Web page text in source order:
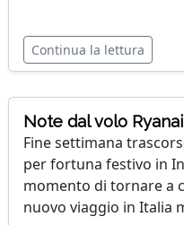
Continua la lettura
Note dal volo
Fine settimana
per fortuna festivo in
momento di tornare a
nuovo viaggio in Italia